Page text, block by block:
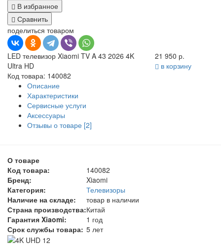
В избранное
Сравнить
поделиться товаром
LED телевизор Xiaomi TV A 43 2026 4K
Ultra HD
Код товара: 140082
21 950 р.
в корзину
Описание
Характеристики
Сервисные услуги
Аксессуары
Отзывы о товаре [2]
О товаре
Код товара:
140082
Бренд:
Xiaomi
Категория:
Телевизоры
Наличие на складе:
товар в наличии
Страна производства:Китай
Гарантия Xiaomi:
1 год
Срок службы товара: 5 лет